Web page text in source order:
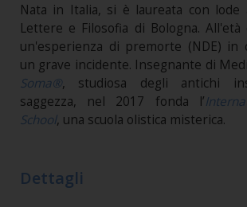
Nata in Italia, si è laureata con lode
Lettere e Filosofia di Bologna.
un'esperienza di premorte (NDE) in
un grave incidente. Insegnante di
Soma®, studiosa degli antichi
saggezza, nel 2017 fonda l’
School, una scuola olistica misterica.
Dettagli